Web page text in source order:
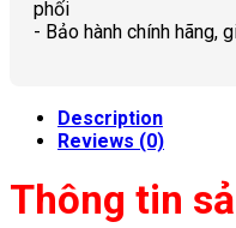
phối
- Bảo hành chính hãng,
Description
Reviews (0)
Thông tin